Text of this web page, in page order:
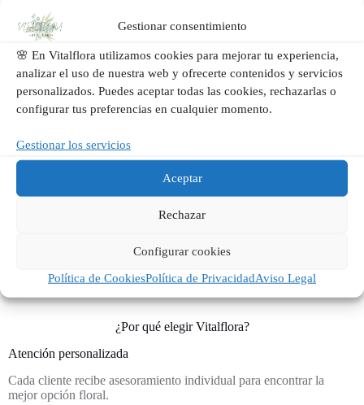
Gestionar consentimiento
🌸 En Vitalflora utilizamos cookies para mejorar tu experiencia,
analizar el uso de nuestra web y ofrecerte contenidos y servicios
personalizados. Puedes aceptar todas las cookies, rechazarlas o
configurar tus preferencias en cualquier momento.
Gestionar los servicios
Aceptar
Rechazar
Configurar cookies
Política de CookiesPolítica de PrivacidadAviso Legal
Moncada
Alfara del Patriarca
Massarrojos
Massamagrell
La Pobla de Farnals
El Puig de Santa Maria
Rafelbunyol
Puçol
Gracias a nuestra experiencia y cercanía, podemos ofrecer un
servicio personalizado tanto para particulares como para empresas,
bodas y eventos especiales en toda el área metropolitana de
Valencia.
¿Por qué elegir Vitalflora?
Atención personalizada
Cada cliente recibe asesoramiento individual para encontrar la
mejor opción floral.